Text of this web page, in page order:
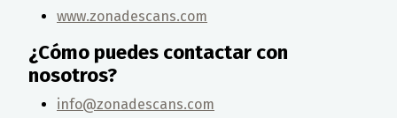
www.zonadescans.com
¿Cómo puedes contactar con
nosotros?
info@zonadescans.com